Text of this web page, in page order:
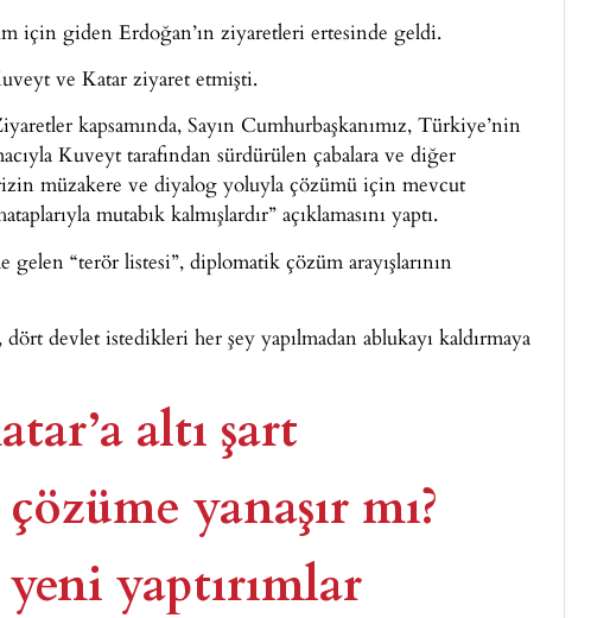
için giden Erdoğan’ın ziyaretleri ertesinde geldi.
ve Katar ziyaret etmişti.
kapsamında, Sayın Cumhurbaşkanımız, Türkiye’nin
Kuveyt tarafından sürdürülen çabalara ve diğer
müzakere ve diyalog yoluyla çözümü için mevcut
mutabık kalmışlardır” açıklamasını yaptı.
gelen “terör listesi”, diplomatik çözüm arayışlarının
devlet istedikleri her şey yapılmadan ablukayı kaldırmaya
altı şart
yanaşır mı?
yaptırımlar